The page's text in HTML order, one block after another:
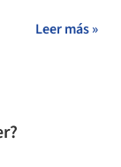
Leer más »